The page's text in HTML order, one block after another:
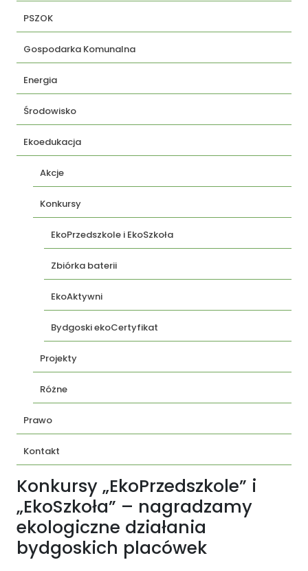
PSZOK
Gospodarka Komunalna
Energia
Środowisko
Ekoedukacja
Akcje
Konkursy
EkoPrzedszkole i EkoSzkoła
Zbiórka baterii
EkoAktywni
Bydgoski ekoCertyfikat
Projekty
Różne
Prawo
Kontakt
Konkursy „EkoPrzedszkole” i
„EkoSzkoła” – nagradzamy
ekologiczne działania
bydgoskich placówek